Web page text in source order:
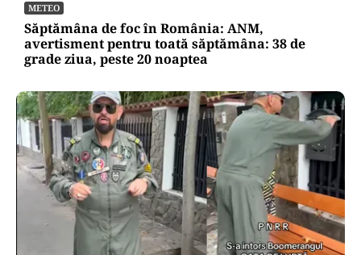
METEO
Săptămâna de foc în România: ANM,
avertisment pentru toată săptămâna: 38 de
grade ziua, peste 20 noaptea